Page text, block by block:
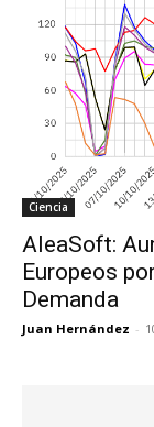
Ciencia
AleaSoft:
Europeos
Demanda
Juan Hernández -